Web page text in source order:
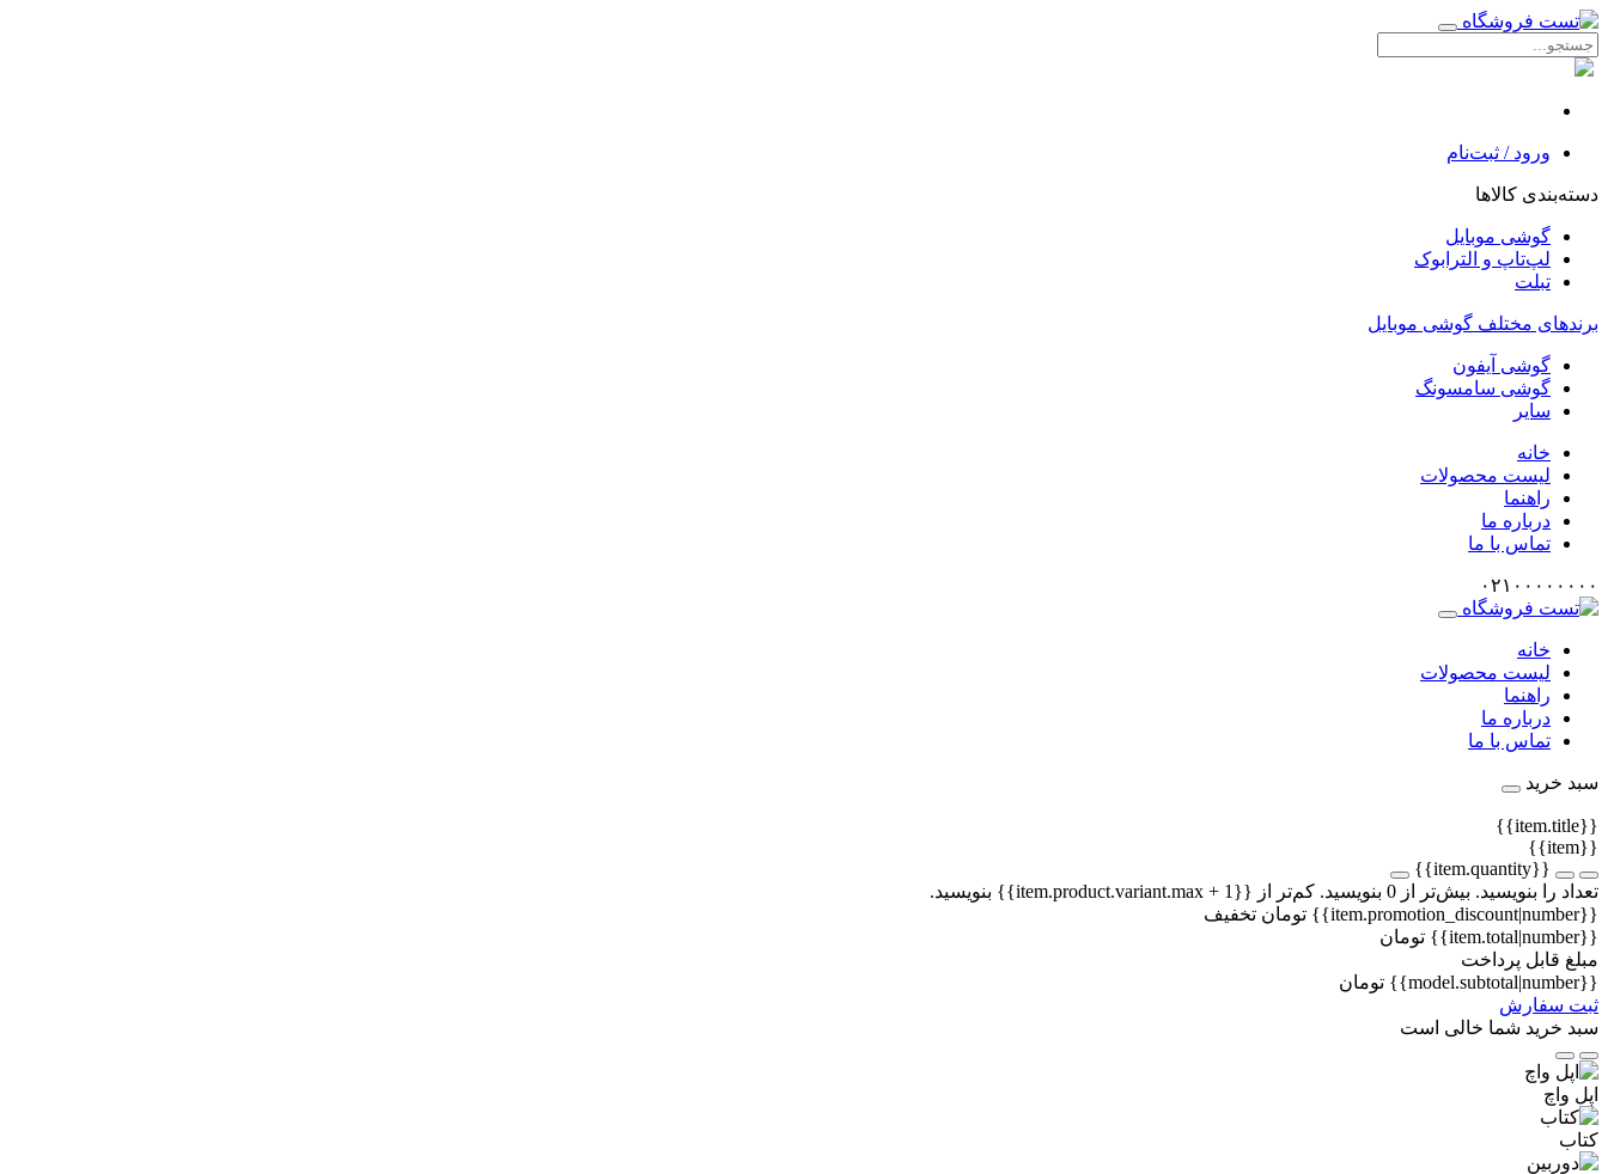
ورود / ثبت‌نام
دسته‌بندی کالاها
گوشی موبایل
لپ‌تاپ و الترابوک
تبلت
برندهای مختلف گوشی موبایل
گوشی آیفون
گوشی سامسونگ
سایر
خانه
لیست محصولات
راهنما
درباره ما
تماس با ما
۰۲۱۰۰۰۰۰۰۰۰
خانه
لیست محصولات
راهنما
درباره ما
تماس با ما
سبد خرید
{{item.title}}
{{item}}
{{item.quantity}}
تعداد را بنویسید. بیش‌تر از 0 بنویسید.
کم‌تر از {{item.product.variant.max + 1}} بنویسید.
{{item.promotion_discount|number}}
تومان تخفیف
{{item.total|number}}
تومان
مبلغ قابل پرداخت
{{model.subtotal|number}}
تومان
ثبت سفارش
سبد خرید شما خالی است
اپل واچ
کتاب